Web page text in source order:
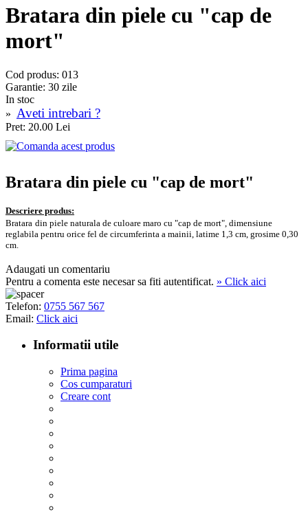
Bratara din piele cu "cap de
mort"
Cod produs: 013
Garantie: 30 zile
In stoc
» Aveti intrebari ?
Pret: 20.00 Lei
Bratara din piele cu "cap de mort"
Descriere produs:
Bratara din piele naturala de culoare maro cu "cap de mort", dimensiune
reglabila pentru orice fel de circumferinta a mainii, latime 1,3 cm, grosime 0,30
cm.
Adaugati un comentariu
Pentru a comenta este necesar sa fiti autentificat. » Click aici
Telefon: 0755 567 567
Email: Click aici
Informatii utile
Prima pagina
Cos cumparaturi
Creare cont